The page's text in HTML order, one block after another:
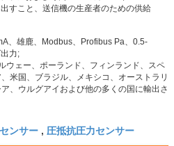
すこと、送信機の生産者のための供給
、雄鹿、Modbus、Profibus Pa、0.5-
力;
ウェー、ポーランド、フィンランド、スペ
米国、ブラジル、メキシコ、オーストラリ
、ウルグアイおよび他の多くの国に輸出さ
ンサー , 圧抵抗圧力センサー